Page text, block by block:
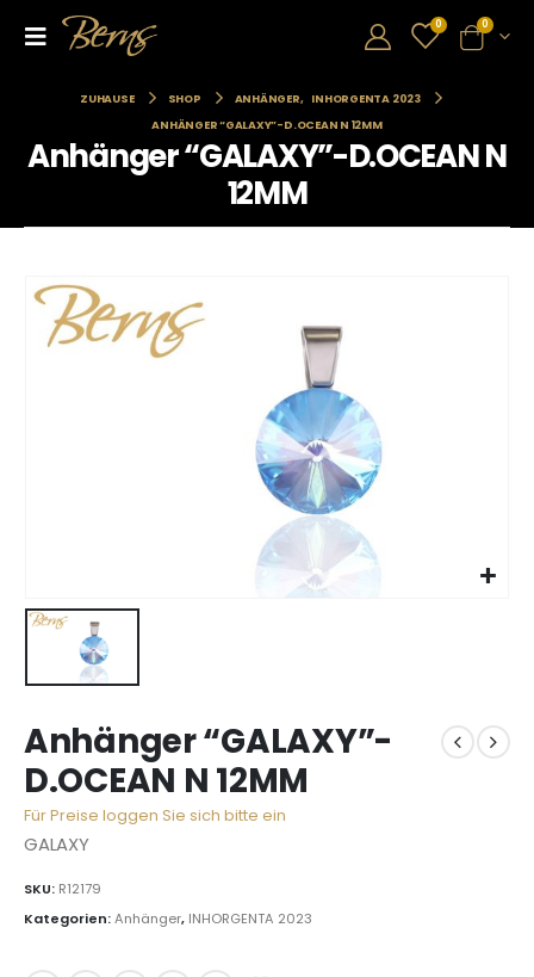
0 0
ZUHAUSE SHOP ANHÄNGER,
INHORGENTA 2023
ANHÄNGER “GALAXY”-D.OCEAN N 12MM
Anhänger “GALAXY”-D.OCEAN N
12MM
Anhänger “GALAXY”-
D.OCEAN N 12MM
Für Preise loggen Sie sich bitte ein
GALAXY
SKU: R12179
Kategorien:Anhänger, INHORGENTA 2023